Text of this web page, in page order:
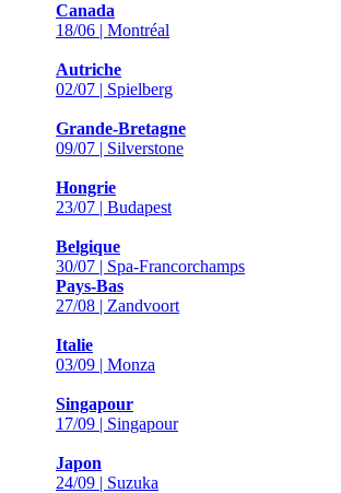
Canada
18/06 | Montréal
Autriche
02/07 | Spielberg
Grande-Bretagne
09/07 | Silverstone
Hongrie
23/07 | Budapest
Belgique
30/07 | Spa-Francorchamps
Pays-Bas
27/08 | Zandvoort
Italie
03/09 | Monza
Singapour
17/09 | Singapour
Japon
24/09 | Suzuka